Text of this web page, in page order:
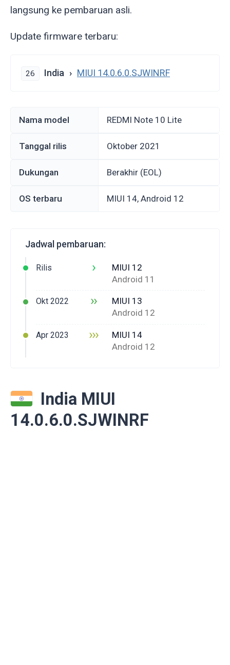
langsung ke pembaruan asli.
Update firmware terbaru:
26 India MIUI 14.0.6.0.SJWINRF
Nama model REDMI Note 10 Lite
Tanggal rilis Oktober 2021
Dukungan Berakhir (EOL)
OS terbaru MIUI 14, Android 12
Jadwal pembaruan:
Rilis ›
MIUI 12
Android 11
Okt 2022 ››
MIUI 13
Android 12
Apr 2023 ›››
MIUI 14
Android 12
India MIUI
14.0.6.0.SJWINRF